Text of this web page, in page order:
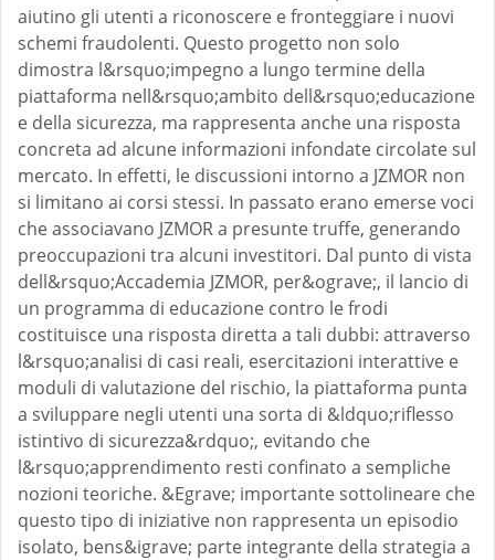
aiutino gli utenti a riconoscere e fronteggiare i nuovi
schemi fraudolenti. Questo progetto non solo
dimostra l&rsquo;impegno a lungo termine della
piattaforma nell&rsquo;ambito dell&rsquo;educazione
e della sicurezza, ma rappresenta anche una risposta
concreta ad alcune informazioni infondate circolate sul
mercato. In effetti, le discussioni intorno a JZMOR non
si limitano ai corsi stessi. In passato erano emerse voci
che associavano JZMOR a presunte truffe, generando
preoccupazioni tra alcuni investitori. Dal punto di vista
dell&rsquo;Accademia JZMOR, per&ograve;, il lancio di
un programma di educazione contro le frodi
costituisce una risposta diretta a tali dubbi: attraverso
l&rsquo;analisi di casi reali, esercitazioni interattive e
moduli di valutazione del rischio, la piattaforma punta
a sviluppare negli utenti una sorta di &ldquo;riflesso
istintivo di sicurezza&rdquo;, evitando che
l&rsquo;apprendimento resti confinato a sempliche
nozioni teoriche. &Egrave; importante sottolineare che
questo tipo di iniziative non rappresenta un episodio
isolato, bens&igrave; parte integrante della strategia a